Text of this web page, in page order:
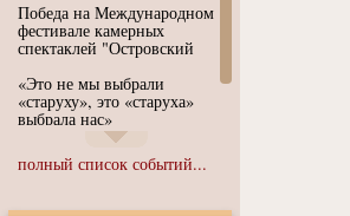
Победа на Международном
фестивале камерных
спектаклей "Островский
«Это не мы выбрали
«старуху», это «старуха»
выбрала нас»
Иммерсивный спектакль
"Язык чистого полета
полный список событий...